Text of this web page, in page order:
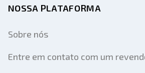
NOSSA PLATAFORMA
Sobre nós
Entre em contato com um